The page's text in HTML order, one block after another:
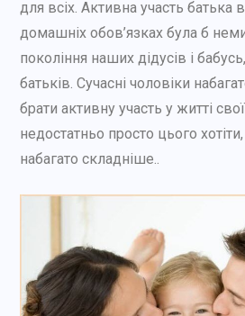
для всіх. Активна участь батька
домашніх обов’язках була б
покоління наших дідусів і
батьків. Сучасні чоловіки
брати активну участь у житті
недостатньо просто цього
набагато складніше..